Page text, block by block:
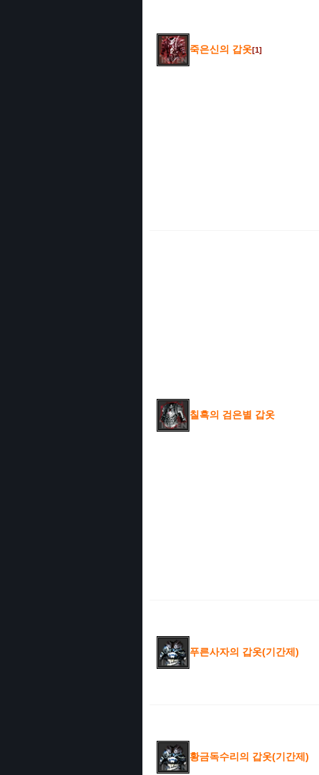
죽은신의 갑옷[1]
칠흑의 검은별 갑옷
푸른사자의 갑옷(기간제)
황금독수리의 갑옷(기간제)